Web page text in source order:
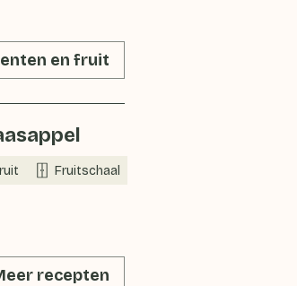
en fruit
Fruitschaal
recepten